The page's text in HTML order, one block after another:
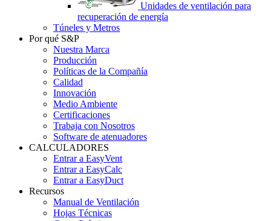
Unidades de ventilación para
recuperación de energía
Túneles y Metros
Por qué S&P
Nuestra Marca
Producción
Políticas de la Compañía
Calidad
Innovación
Medio Ambiente
Certificaciones
Trabaja con Nosotros
Software de atenuadores
CALCULADORES
Entrar a EasyVent
Entrar a EasyCalc
Entrar a EasyDuct
Recursos
Manual de Ventilación
Hojas Técnicas